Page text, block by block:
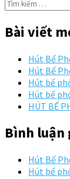
kiếm
cho:
Bài viết
Hút Bể
Hút Bể
Hút bể
Hút bể
HÚT BỂ
Bình luận
Hút Bể
Hút bể